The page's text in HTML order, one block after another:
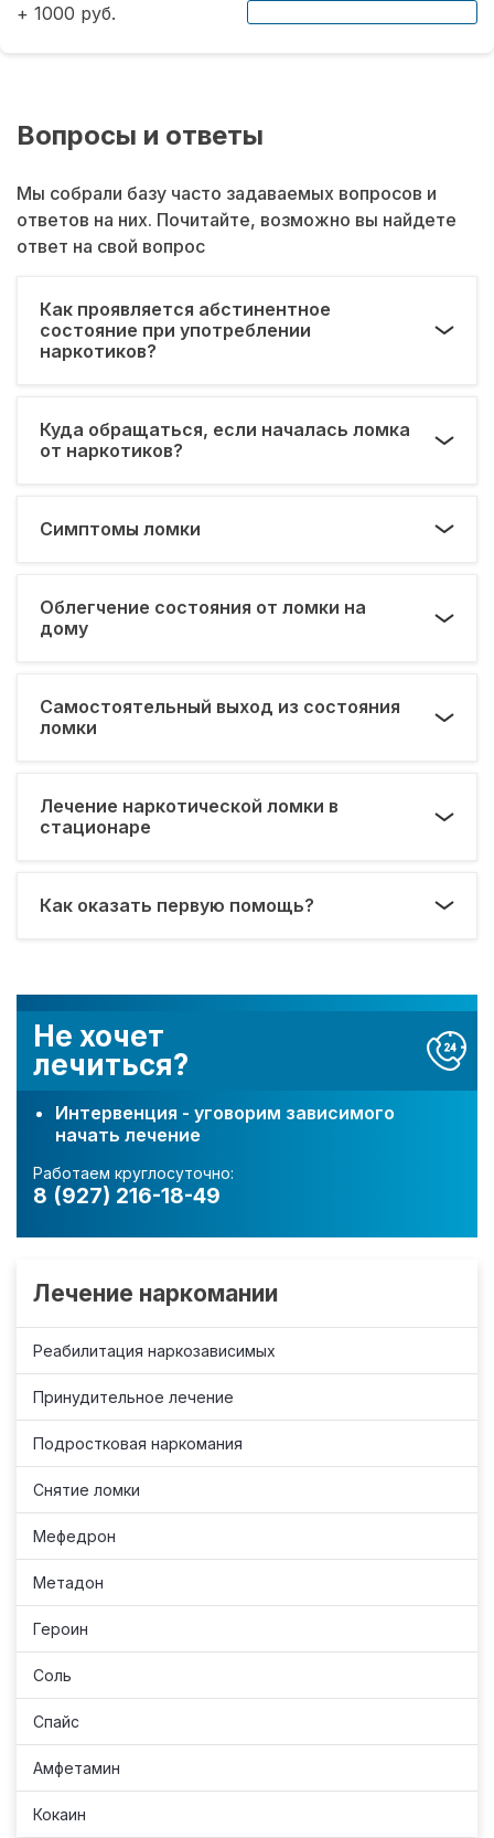
Не хочет
лечиться?
Интервенция - уговорим зависимого
начать лечение
Работаем круглосуточно:
8 (927) 216-18-49
Лечение наркомании
Реабилитация наркозависимых
Принудительное лечение
Подростковая наркомания
Снятие ломки
Мефедрон
Метадон
Героин
Соль
Спайс
Амфетамин
Кокаин
+ 1000 руб.
Вопросы и ответы
Мы собрали базу часто задаваемых вопросов и
ответов на них. Почитайте, возможно вы найдете
ответ на свой вопрос
Как проявляется абстинентное
состояние при употреблении
наркотиков?
Куда обращаться, если началась ломка
от наркотиков?
Симптомы ломки
Облегчение состояния от ломки на
дому
Самостоятельный выход из состояния
ломки
Лечение наркотической ломки в
стационаре
Как оказать первую помощь?